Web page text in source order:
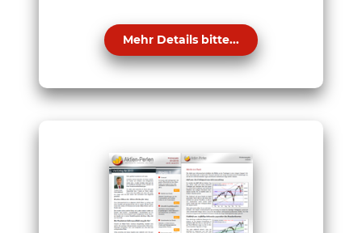
Mehr Details bitte...